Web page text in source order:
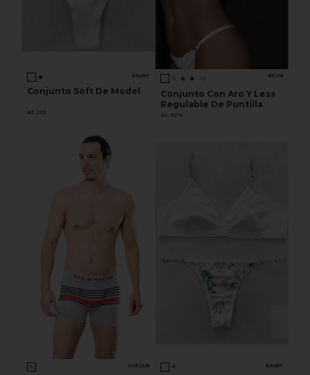
KAURY
Conjunto Soft De Model
Art. J101
+3 BELEN
Conjunto Con Aro Y Less
Regulable De Puntilla
Art. 4275
DUFOUR KAURY